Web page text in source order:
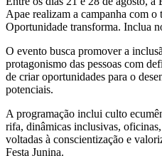
Apae realizam a campanha com
Oportunidade transforma. Inclua
O evento busca promover a
protagonismo das pessoas com
de criar oportunidades para o
potenciais.
A programação inclui culto
rifa, dinâmicas inclusivas,
voltadas à conscientização e
Festa Junina.